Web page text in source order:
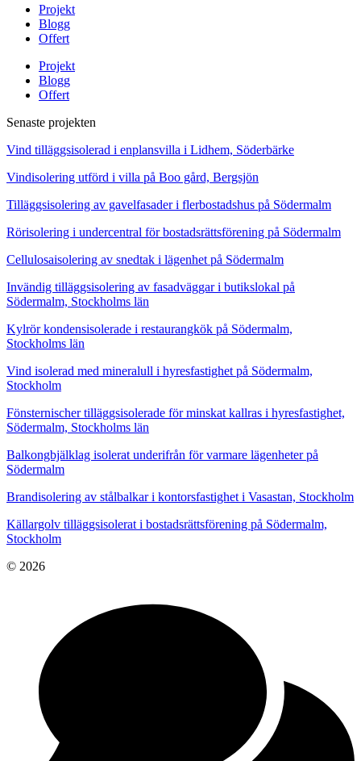
Projekt
Blogg
Offert
Projekt
Blogg
Offert
Senaste projekten
Vind tilläggsisolerad i enplansvilla i Lidhem, Söderbärke
Vindisolering utförd i villa på Boo gård, Bergsjön
Tilläggsisolering av gavelfasader i flerbostadshus på Södermalm
Rörisolering i undercentral för bostadsrättsförening på Södermalm
Cellulosaisolering av snedtak i lägenhet på Södermalm
Invändig tilläggsisolering av fasadväggar i butikslokal på
Södermalm, Stockholms län
Kylrör kondensisolerade i restaurangkök på Södermalm,
Stockholms län
Vind isolerad med mineralull i hyresfastighet på Södermalm,
Stockholm
Fönsternischer tilläggsisolerade för minskat kallras i hyresfastighet,
Södermalm, Stockholms län
Balkongbjälklag isolerat underifrån för varmare lägenheter på
Södermalm
Brandisolering av stålbalkar i kontorsfastighet i Vasastan, Stockholm
Källargolv tilläggsisolerat i bostadsrättsförening på Södermalm,
Stockholm
© 2026